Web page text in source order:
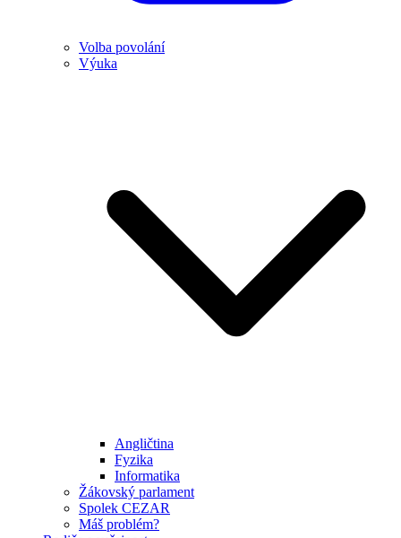
Volba povolání
Výuka
Angličtina
Fyzika
Informatika
Žákovský parlament
Spolek CEZAR
Máš problém?